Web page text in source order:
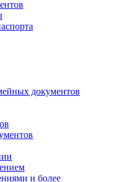
документов
и более